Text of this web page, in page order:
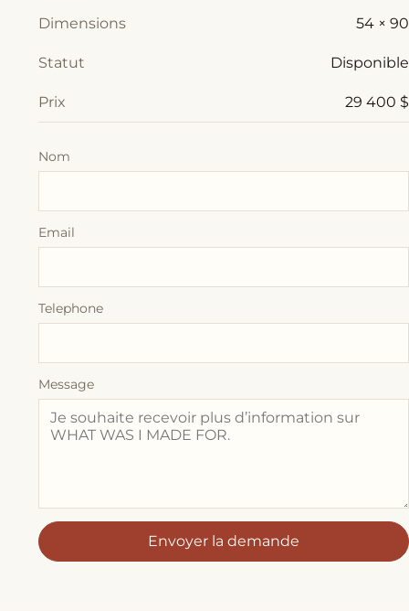
Dimensions 54 × 90
Statut Disponible
Prix 29 400 $
Nom
Email
Telephone
Message
Envoyer la demande